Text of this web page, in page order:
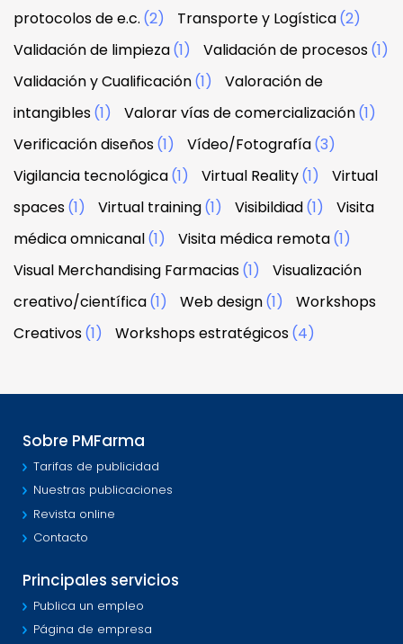
protocolos de e.c. (2) Transporte y Logística(2)
Validación de limpieza(1) Validación de procesos(1)
Validación y Cualificación(1)
Valoración de
intangibles(1) Valorar vías de comercialización(1)
Verificación diseños(1) Vídeo/Fotografía(3)
Vigilancia tecnológica(1) Virtual Reality(1)
Virtual
spaces(1) Virtual training(1) Visibildiad(1)
Visita
médica omnicanal(1) Visita médica remota(1)
Visual Merchandising Farmacias(1)
Visualización
creativo/científica(1) Web design(1)
Workshops
Creativos(1) Workshops estratégicos(4)
Sobre PMFarma
Tarifas de publicidad
Nuestras publicaciones
Revista online
Contacto
Principales servicios
Publica un empleo
Página de empresa